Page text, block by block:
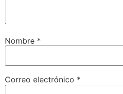
Nombre *
Correo electrónico *